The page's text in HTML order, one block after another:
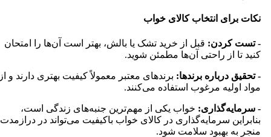
نکات برای انتخاب کالای خواب
- تست کردن: قبل از خرید تشک یا بالش، بهتر است آن‌ها را امتحان
کنید تا از راحتی آن‌ها مطمئن شوید.
- تحقیق درباره برندها: برندهای معتبر معمولاً کیفیت بهتری دارند و
مواد اولیه مرغوب استفاده می‌کنند.
- سرمایه‌گذاری: خواب یکی از مهم‌ترین جنبه‌های زندگی است،
بنابراین سرمایه‌گذاری در کالای خواب باکیفیت می‌تواند در درازمدت
منجر به بهبود سلامت شود.